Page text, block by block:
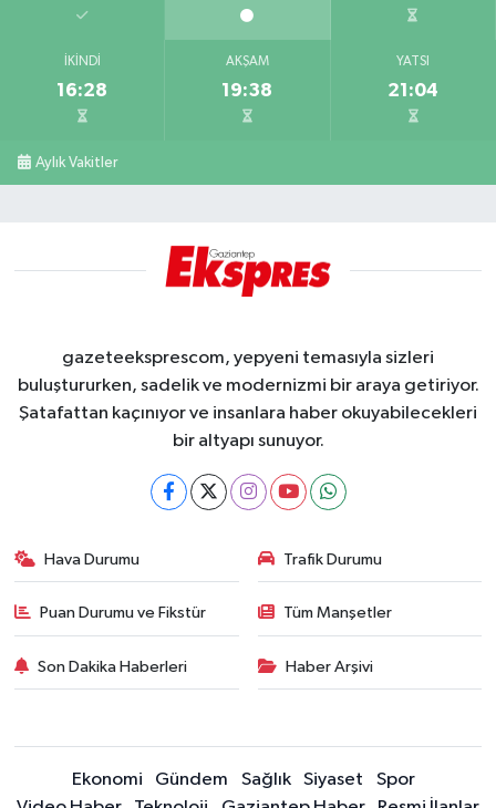
İKINDI
16:28
AKŞAM
19:38
YATSI
21:04
Aylık Vakitler
gazeteeksprescom, yepyeni temasıyla sizleri
buluştururken, sadelik ve modernizmi bir araya getiriyor.
Şatafattan kaçınıyor ve insanlara haber okuyabilecekleri
bir altyapı sunuyor.
Hava Durumu Trafik Durumu
Puan Durumu ve Fikstür Tüm Manşetler
Son Dakika Haberleri Haber Arşivi
Ekonomi Gündem Sağlık Siyaset
Spor